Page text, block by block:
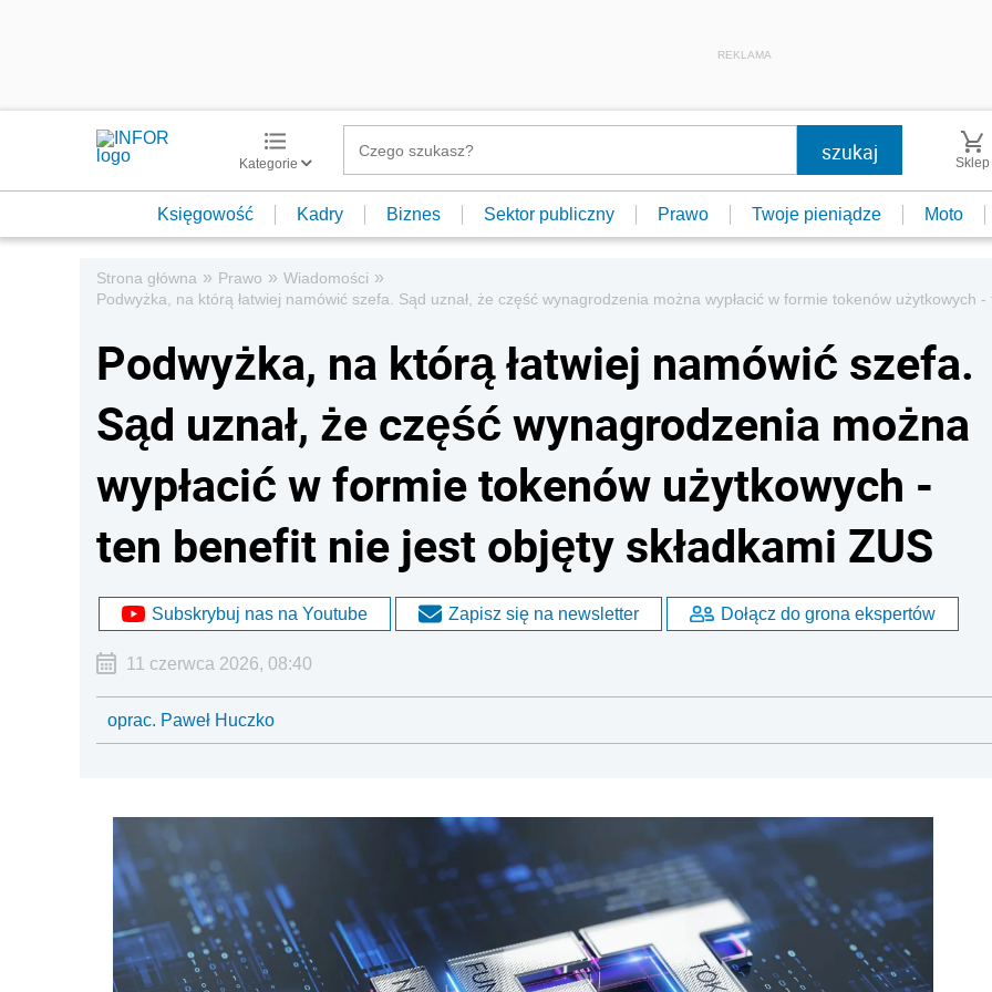
REKLAMA
Kategorie Sklep
Księgowość Kadry Biznes Sektor publiczny Prawo Twoje pieniądze Moto
Strona główna » Prawo » Wiadomości »
Podwyżka, na którą łatwiej namówić szefa. Sąd uznał, że część wynagrodzenia można wypłacić w formie tokenów użytkowych
Podwyżka, na którą łatwiej namówić szefa.
Sąd uznał, że część wynagrodzenia można
wypłacić w formie tokenów użytkowych -
ten benefit nie jest objęty składkami ZUS
Subskrybuj nas na Youtube Zapisz się na newsletter Dołącz do grona ekspertów
11 czerwca 2026, 08:40
oprac. Paweł Huczko